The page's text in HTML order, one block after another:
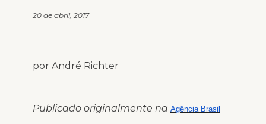
20 de abril, 2017
por André Richter
Publicado originalmente na Agência Brasil